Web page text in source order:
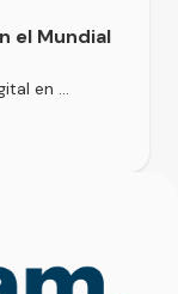
el Mundial
en …